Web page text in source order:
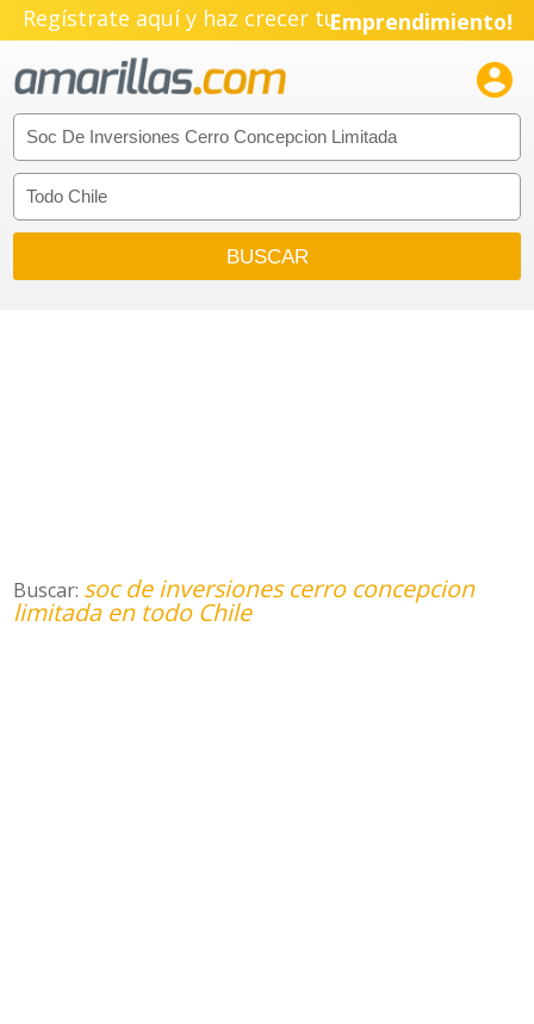
Regístrate aquí y haz crecer tuEmprendimiento!

Buscar: soc de inversiones cerro concepcion
limitada en todo Chile